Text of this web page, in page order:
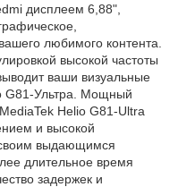
дисплеем 6,88",
любимого контента.
высокой частоты
ваши визуальные
G81-Ультра. Мощный
Helio G81-Ultra
и высокой
выдающимся
длительное время
задержек и